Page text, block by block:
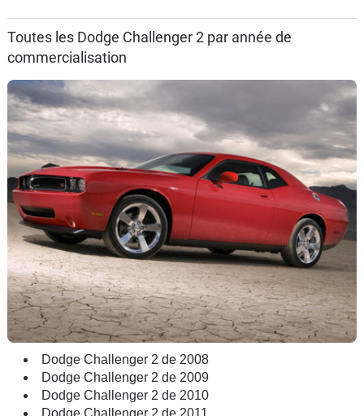
Marques
Toutes les Dodge Challenger 2 par année de
commercialisation
Dodge Challenger 2 de 2008
Dodge Challenger 2 de 2009
Dodge Challenger 2 de 2010
Dodge Challenger 2 de 2011